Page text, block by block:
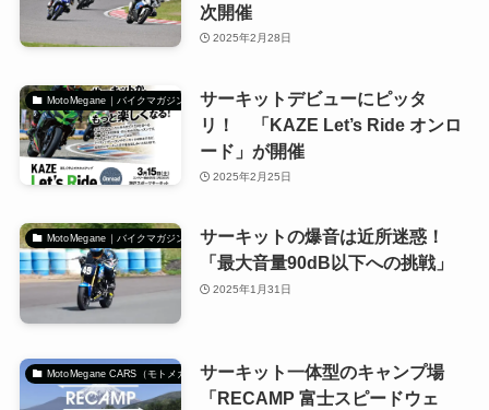
次開催
2025年2月28日
MotoMegane｜バイクマガジン
サーキットデビューにピッタ
リ！ 「KAZE Let’s Ride オンロ
ード」が開催
2025年2月25日
MotoMegane｜バイクマガジン
サーキットの爆音は近所迷惑！
「最大音量90dB以下への挑戦」
2025年1月31日
MotoMegane CARS（モトメガネカーズ）｜自動車マガジンサーキット一体型のキャンプ場
「RECAMP 富士スピードウェ